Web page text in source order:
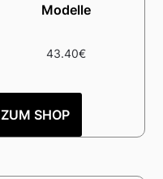
Modelle
43.40€
ZUM SHOP